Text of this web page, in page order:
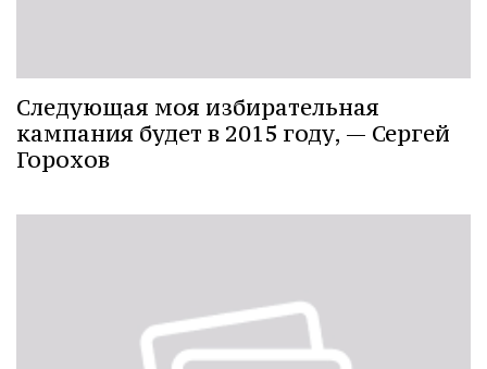
Следующая моя избирательная
кампания будет в 2015 году, — Сергей
Горохов